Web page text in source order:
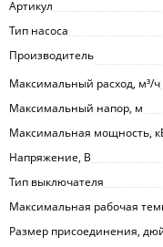
Артикул
Тип насоса
Производитель
Максимальный расход, м³/ч
Максимальный напор, м
Максимальная мощность,
Напряжение, В
Тип выключателя
Максимальная рабочая
Размер присоединения,